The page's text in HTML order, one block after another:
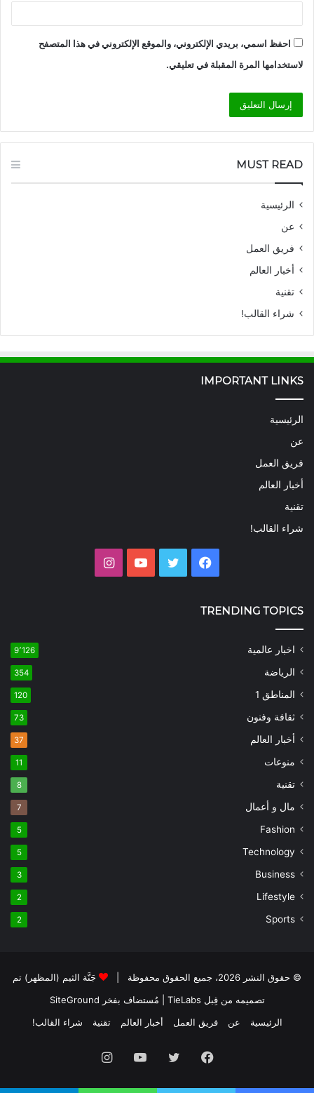
احفظ اسمي، بريدي الإلكتروني، والموقع الإلكتروني في هذا المتصفح
لاستخدامها المرة المقبلة في تعليقي.
MUST READ
الرئيسية
عن
فريق العمل
أخبار العالم
تقنية
شراء القالب!
IMPORTANT LINKS
الرئيسية
عن
فريق العمل
أخبار العالم
تقنية
شراء القالب!
فيسبوك تويتر يوتيوب
TRENDING TOPICS
اخبار عالمية 9٬126
الرياضة 354
المناطق 1 120
ثقافة وفنون 73
أخبار العالم 37
منوعات 11
تقنية 8
مال و أعمال 7
Fashion
5
Technology
5
Business
3
Lifestyle
2
Sports
2
© حقوق النشر 2026، جميع الحقوق محفوظة |
جَنَّة الثيم (المظهر) تم
تصميمه من قِبل TieLabs
| مُستضاف بفخر SiteGround
الرئيسية
عن فريق العمل أخبار العالم تقنية شراء القالب!
فيسبوك تويتر يوتيوب